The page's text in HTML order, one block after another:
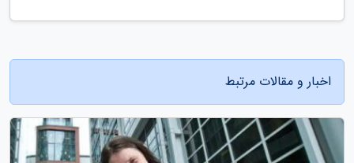
اخبار و مقالات مرتبط